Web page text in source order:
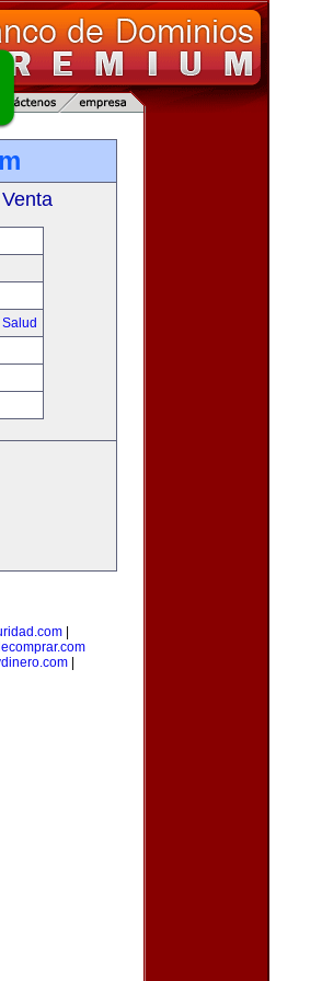
Salud
|